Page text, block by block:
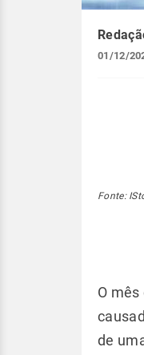
01/12/
Fonte:
O
de